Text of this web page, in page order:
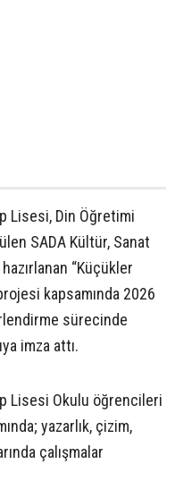
Lisesi, Din Öğretimi
SADA Kültür, Sanat
“Küçükler
kapsamında 2026
sürecinde
imza attı.
Lisesi Okulu öğrencileri
yazarlık, çizim,
çalışmalar